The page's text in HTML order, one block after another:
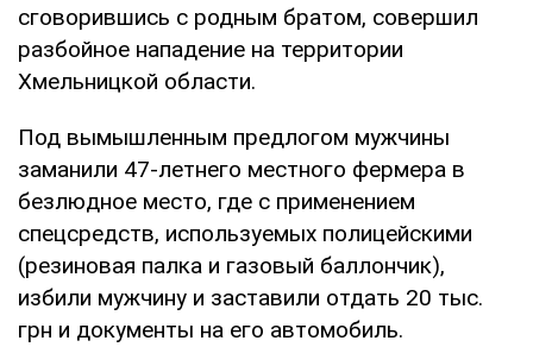
сговорившись с родным братом, совершил
разбойное нападение на территории
Хмельницкой области.
Под вымышленным предлогом мужчины
заманили 47-летнего местного фермера в
безлюдное место, где с применением
спецсредств, используемых полицейскими
(резиновая палка и газовый баллончик),
избили мужчину и заставили отдать 20 тыс.
грн и документы на его автомобиль.